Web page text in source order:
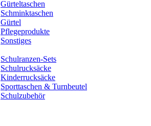
Gürteltaschen
Schminktaschen
Gürtel
Pflegeprodukte
Sonstiges
Schulranzen-Sets
Schulrucksäcke
Kinderrucksäcke
Sporttaschen & Turnbeutel
Schulzubehör